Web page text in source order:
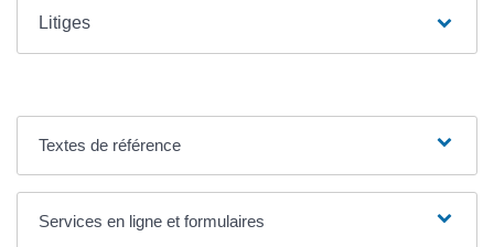
Litiges
Textes de référence
Services en ligne et formulaires